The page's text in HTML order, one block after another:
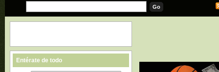
Entérate de todo